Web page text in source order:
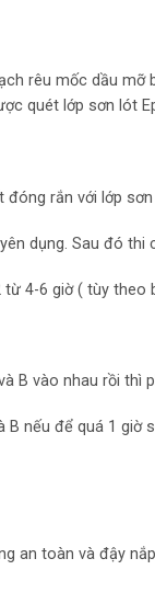
rêu mốc dầu
quét lớp sơn lót
rắn với lớp
dụng. Sau đó
từ 4-6 giờ ( tùy theo
B vào nhau rồi thì
B nếu để quá 1
an toàn và đậy